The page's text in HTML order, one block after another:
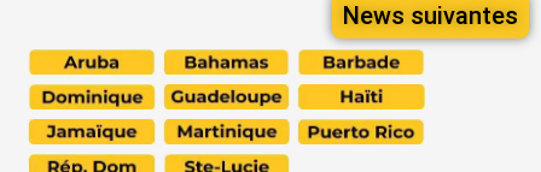
News suivantes